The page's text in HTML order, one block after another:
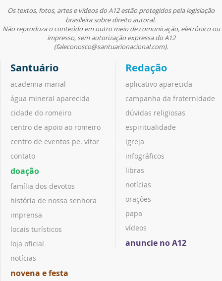
Os textos, fotos, artes e vídeos do A12 estão protegidos pela legislação
brasileira sobre direito autoral.
Não reproduza o conteúdo em outro meio de comunicação, eletrônico ou
impresso, sem autorização expressa do A12
(faleconosco@santuarionacional.com).
Santuário
academia marial
água mineral aparecida
cidade do romeiro
centro de apoio ao romeiro
centro de eventos pe. vitor
contato
doação
família dos devotos
história de nossa senhora
imprensa
locais turísticos
loja oficial
notícias
novena e festa
Redação
aplicativo aparecida
campanha da fraternidade
dúvidas religiosas
espiritualidade
igreja
infográficos
libras
notícias
orações
papa
vídeos
anuncie no A12